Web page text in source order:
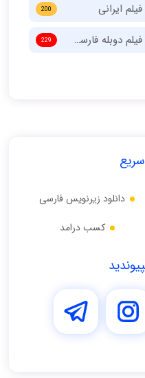
فیلم ایرانی 200
فیلم دوبله فارسی 229
دانلود زیرنویس فارسی
کسب درامد